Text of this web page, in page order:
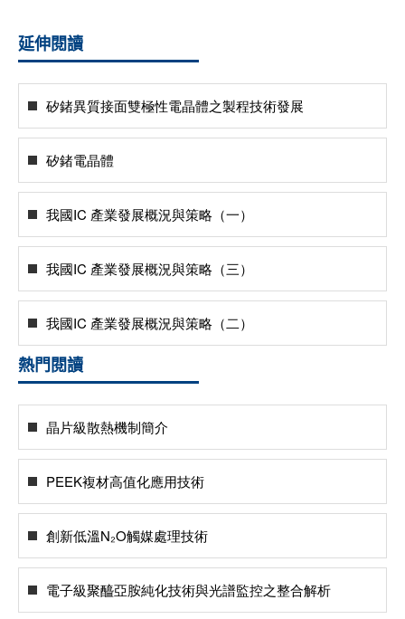
延伸閱讀
矽鍺異質接面雙極性電晶體之製程技術發展
矽鍺電晶體
我國IC 產業發展概況與策略（一）
我國IC 產業發展概況與策略（三）
我國IC 產業發展概況與策略（二）
熱門閱讀
晶片級散熱機制簡介
PEEK複材高值化應用技術
創新低溫N₂O觸媒處理技術
電子級聚醯亞胺純化技術與光譜監控之整合解析